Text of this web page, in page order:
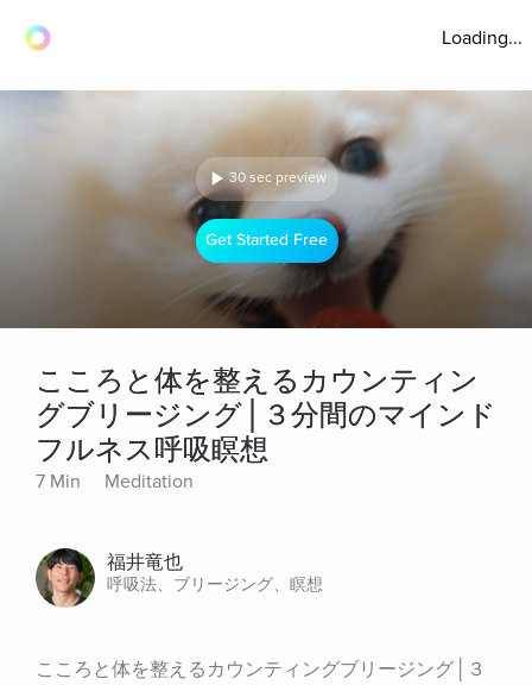
Loading...
30 sec preview
Get Started Free
こころと体を整えるカウンティン
グブリージング│３分間のマインド
フルネス呼吸瞑想
7 Min Meditation
福井竜也
呼吸法、ブリージング、瞑想
こころと体を整えるカウンティングブリージング│３